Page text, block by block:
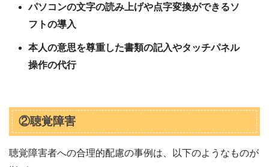
パソコンの文字の読み上げや点字変換ができるソ
フトの導入
本人の意思を尊重した書類の記入やタッチパネル
操作の代行
②聴覚障害
聴覚障害者への合理的配慮の事例は、以下のようなものが